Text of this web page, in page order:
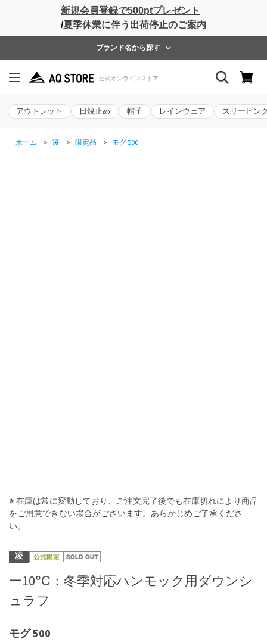
新規会員登録で500ptプレゼント
/夏季休業に伴う出荷停止のご案内
ブランド名から探す
アウトレット 日焼止め 帽子 レインウェア スリーピン
ホーム > 凌 > 限定品 > モグ 500
※ 在庫は常に変動しており、ご注文完了後でも在庫切れにより商品
をご用意できない場合がございます。あらかじめご了承くださ
い。
モグ 500
凌
ー10℃：冬季対応ハンモック用ダウンシ
ュラフ